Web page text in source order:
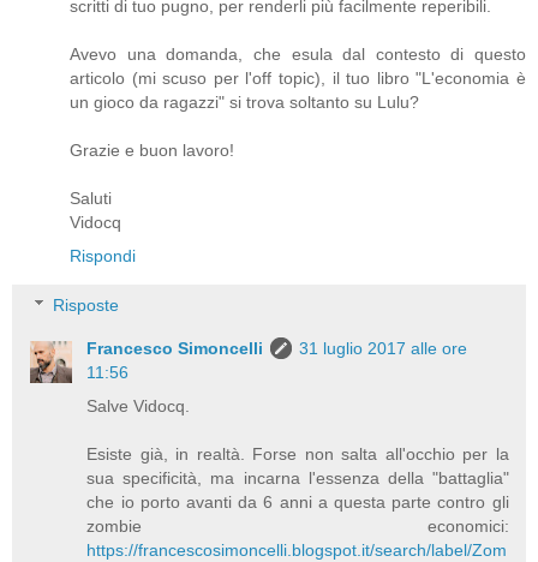
scritti di tuo pugno, per renderli più facilmente reperibili.
Avevo una domanda, che esula dal contesto di questo
articolo (mi scuso per l'off topic), il tuo libro "L'economia è
un gioco da ragazzi" si trova soltanto su Lulu?
Grazie e buon lavoro!
Saluti
Vidocq
Rispondi
Risposte
Francesco Simoncelli
31 luglio 2017 alle ore
11:56
Salve Vidocq.
Esiste già, in realtà. Forse non salta all'occhio per la
sua specificità, ma incarna l'essenza della "battaglia"
che io porto avanti da 6 anni a questa parte contro gli
zombie economici:
https://francescosimoncelli.blogspot.it/search/label/Zom